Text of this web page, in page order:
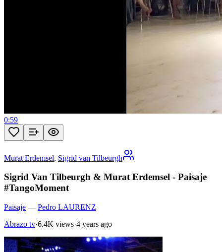
0:59
Murat Erdemsel, Sigrid van Tilbeurgh
Sigrid Van Tilbeurgh & Murat Erdemsel - Paisaje
#TangoMoment
Paisaje — Pedro LAURENZ
Abrazo tv·6.4K views·4 years ago